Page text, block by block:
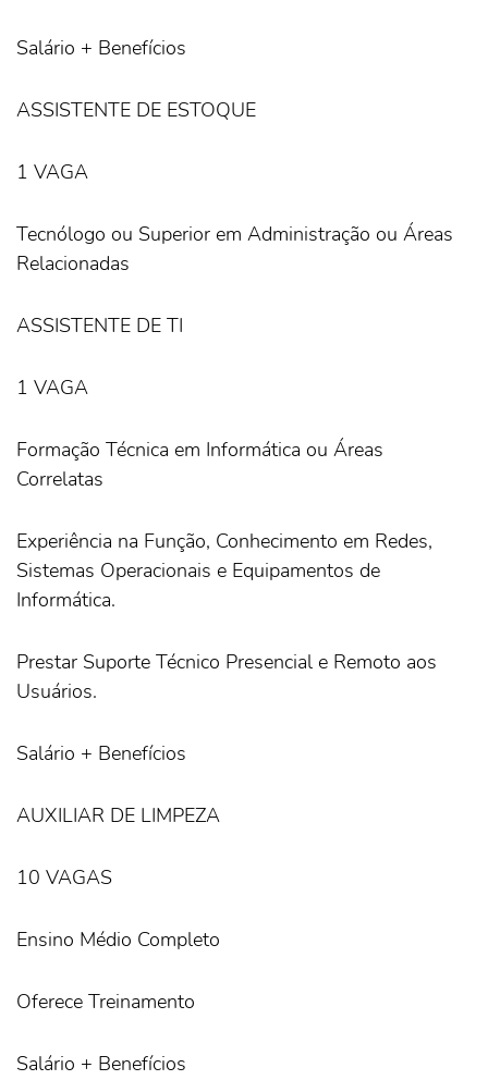
Salário + Benefícios
ASSISTENTE DE ESTOQUE
1 VAGA
Tecnólogo ou Superior em Administração ou Áreas
Relacionadas
ASSISTENTE DE TI
1 VAGA
Formação Técnica em Informática ou Áreas
Correlatas
Experiência na Função, Conhecimento em Redes,
Sistemas Operacionais e Equipamentos de
Informática.
Prestar Suporte Técnico Presencial e Remoto aos
Usuários.
Salário + Benefícios
AUXILIAR DE LIMPEZA
10 VAGAS
Ensino Médio Completo
Oferece Treinamento
Salário + Benefícios